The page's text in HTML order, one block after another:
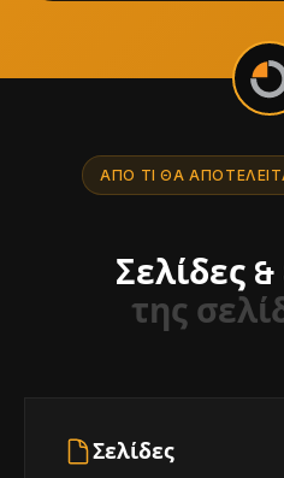
ΑΠΌ ΤΙ ΘΑ
Σελίδες
της
Σελίδες